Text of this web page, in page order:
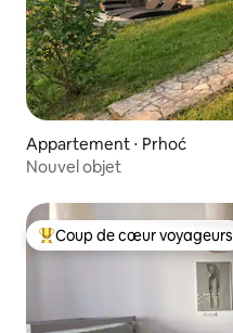
Appartement ⋅ Prhoć
Nouvel objet
Coups de cœur voyageurs
Coup de cœur voyageurs